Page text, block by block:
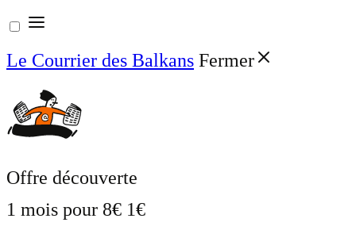
Aller
au
contenu
Le Courrier des Balkans Fermer
Offre découverte
1 mois pour 8€ 1€